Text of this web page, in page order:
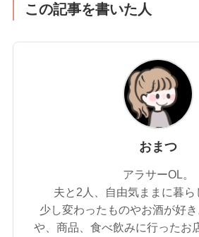
この記事を書いた人
おまつ
アラサーOL。
夫と2人、自由気ままに暮ら
少し変わったものやお酒が好
や、商品、食べ飲みに行ったお